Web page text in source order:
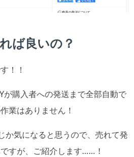
ば良いの？
！！
が購入者への発送まで全部自動で
業はありません！
気になると思うので、売れて発
すが、ご紹介します……！